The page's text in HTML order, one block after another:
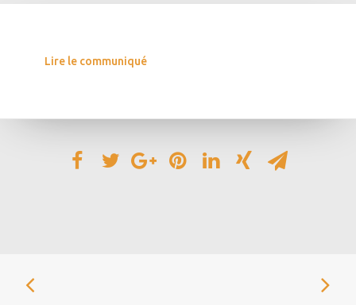
Lire le communiqué